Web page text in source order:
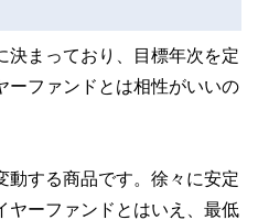
決まっており、目標年次を定
ーファンドとは相性がいいの
動する商品です。徐々に安定
ヤーファンドとはいえ、最低